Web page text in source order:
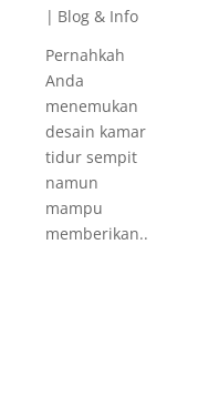
| Blog & Info
Pernahkah
Anda
menemukan
desain kamar
tidur sempit
namun
mampu
memberikan...